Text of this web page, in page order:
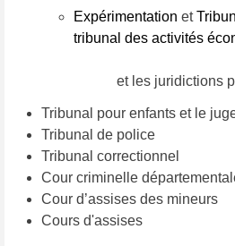
Expérimentation et
tribunal des activités
et les juridictions
Tribunal pour enfants et le
Tribunal de police
Tribunal correctionnel
Cour criminelle
Cour d’assises des mineurs
Cours d'assises